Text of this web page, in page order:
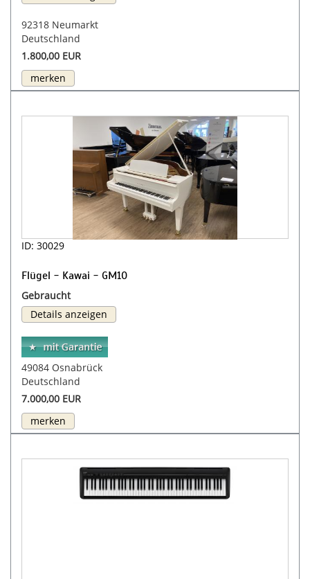
92318 Neumarkt
Deutschland
1.800,00 EUR
merken
ID: 30029
Flügel - Kawai - GM10
Gebraucht
Details anzeigen
49084 Osnabrück
Deutschland
7.000,00 EUR
merken